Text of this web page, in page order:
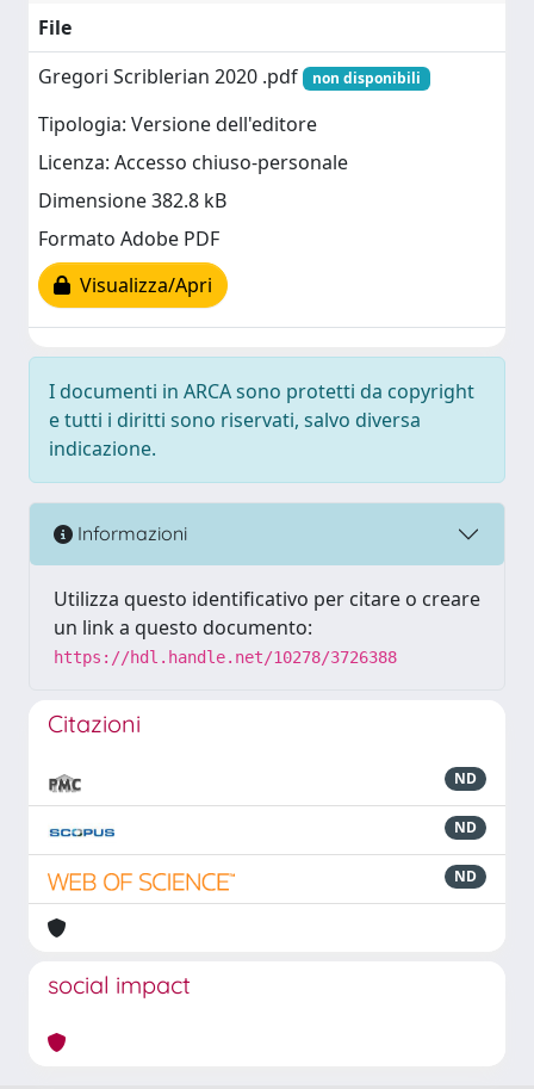
File
Gregori Scriblerian 2020 .pdf
non disponibili
Tipologia: Versione dell'editore
Licenza: Accesso chiuso-personale
Dimensione 382.8 kB
Formato Adobe PDF
Visualizza/Apri
I documenti in ARCA sono protetti da copyright
e tutti i diritti sono riservati, salvo diversa
indicazione.
Informazioni
Utilizza questo identificativo per citare o creare
un link a questo documento:
https://hdl.handle.net/10278/3726388
Citazioni
ND
ND
ND
social impact